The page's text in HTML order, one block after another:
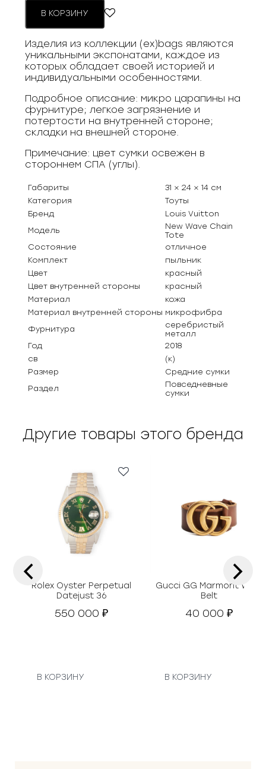
В КОРЗИНУ
Изделия из коллекции (ex)bags являются
уникальными экспонатами, каждое из
которых обладает своей историей и
индивидуальными особенностями.
Подробное описание: микро царапины на
фурнитуре; легкое загрязнение и
потертости на внутренней стороне;
складки на внешней стороне.
Примечание: цвет сумки освежен в
стороннем СПА (углы).
Габариты
31 × 24 × 14 см
Категория
Тоуты
Бренд
Louis Vuitton
Модель
New Wave Chain
Tote
Состояние
отличное
Комплект
пыльник
Цвет
красный
Цвет внутренней стороны
красный
Материал
кожа
Материал внутренней стороны микрофибра
Фурнитура
серебристый
металл
Год
2018
св
(к)
Размер
Средние сумки
Раздел
Повседневные
сумки
Другие товары этого бренда
Rolex Oyster Perpetual
Datejust 36
550 000₽
В КОРЗИНУ
Gucci GG Marmont Wide
Belt
40 000₽
В КОРЗИНУ
‹ ›